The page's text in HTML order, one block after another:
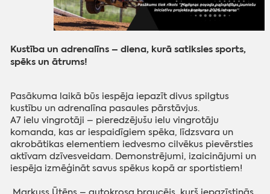
Kustība un adrenalīns – diena, kurā satiksies sports,
spēks un ātrums!
Pasākuma laikā būs iespēja iepazīt divus spilgtus
kustību un adrenalīna pasaules pārstāvjus.
A7 ielu vingrotāji – pieredzējušu ielu vingrotāju
komanda, kas ar iespaidīgiem spēka, līdzsvara un
akrobātikas elementiem iedvesmo cilvēkus pievērsties
aktīvam dzīvesveidam. Demonstrējumi, izaicinājumi un
iespēja izmēģināt savus spēkus kopā ar sportistiem!